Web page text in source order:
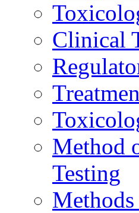
Clinical
Method
Testing